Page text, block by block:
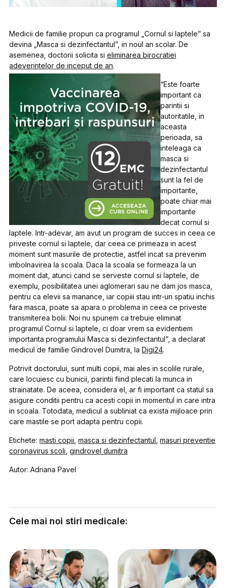
Medicii de familie propun ca programul „Cornul si laptele” sa
devina „Masca si dezinfectantul”, in noul an scolar. De
asemenea, doctorii solicita sieliminarea birocratiei
adeverintelor de inceput de an.
“Este foarte
important ca
parintii si
autoritatile, in
aceasta
perioada, sa
inteleaga ca
masca si
dezinfectantul
sunt la fel de
importante,
poate chiar mai
importante
decat cornul si
laptele. Intr-adevar, am avut un program de succes in ceea ce
priveste cornul si laptele, dar ceea ce primeaza in acest
moment sunt masurile de protectie, astfel incat sa prevenim
imbolnavirea la scoala. Daca la scoala se formeaza la un
moment dat, atunci cand se serveste cornul si laptele, de
exemplu, posibilitatea unei aglomerari sau ne dam jos masca,
pentru ca elevii sa manance, iar copiii stau intr-un spatiu inchis
fara masca, poate sa apara o problema in ceea ce priveste
transmiterea bolii. Noi nu spunem ca trebuie eliminat
programul Cornul si laptele, ci doar vrem sa evidentiem
importanta programului Masca si dezinfectantul”, a declarat
medicul de familie Gindrovel Dumitra, laDigi24.
Potrivit doctorului, sunt multi copii, mai ales in scolile rurale,
care locuiesc cu bunicii, parintii fiind plecati la munca in
strainatate. De aceea, considera el, ar fi important ca statul sa
asigure conditii pentru ca acesti copii in momentul in care intra
in scoala. Totodata, medicul a subliniat ca exista mijloace prin
care mastile se port adapta pentru copii.
Etichete:masti copii ,masca si dezinfectantul ,masuri preventie
coronavirus scoli ,gindrovel dumitra
Autor: Adriana Pavel
Cele mai noi stiri medicale: